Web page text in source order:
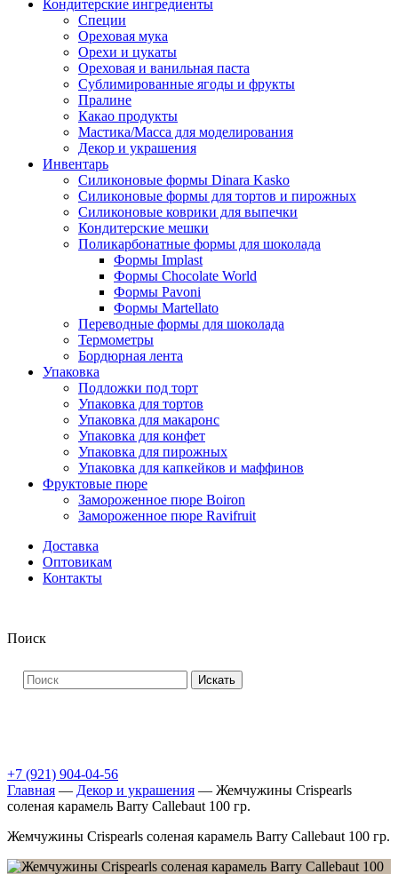
Кондитерские ингредиенты
Специи
Ореховая мука
Орехи и цукаты
Ореховая и ванильная паста
Сублимированные ягоды и фрукты
Пралине
Какао продукты
Мастика/Масса для моделирования
Декор и украшения
Инвентарь
Силиконовые формы Dinara Kasko
Силиконовые формы для тортов и пирожных
Силиконовые коврики для выпечки
Кондитерские мешки
Поликарбонатные формы для шоколада
Формы Implast
Формы Chocolate World
Формы Pavoni
Формы Martellato
Переводные формы для шоколада
Термометры
Бордюрная лента
Упаковка
Подложки под торт
Упаковка для тортов
Упаковка для макаронс
Упаковка для конфет
Упаковка для пирожных
Упаковка для капкейков и маффинов
Фруктовые пюре
Замороженное пюре Boiron
Замороженное пюре Ravifruit
Доставка
Оптовикам
Контакты
Поиск
Искать
+7 (921) 904-04-56
Главная — Декор и украшения — Жемчужины Crispearls
соленая карамель Barry Callebaut 100 гр.
Жемчужины Crispearls соленая карамель Barry Callebaut 100 гр.